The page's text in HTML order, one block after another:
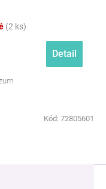
(2 ks)
Detail
Kód: 72805601